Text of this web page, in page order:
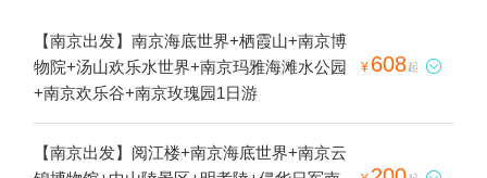
【南京出发】南京海底世界+栖霞山+南京博
物院+汤山欢乐水世界+南京玛雅海滩水公园
+南京欢乐谷+南京玫瑰园1日游
¥ 608起 
【南京出发】阅江楼+南京海底世界+南京云